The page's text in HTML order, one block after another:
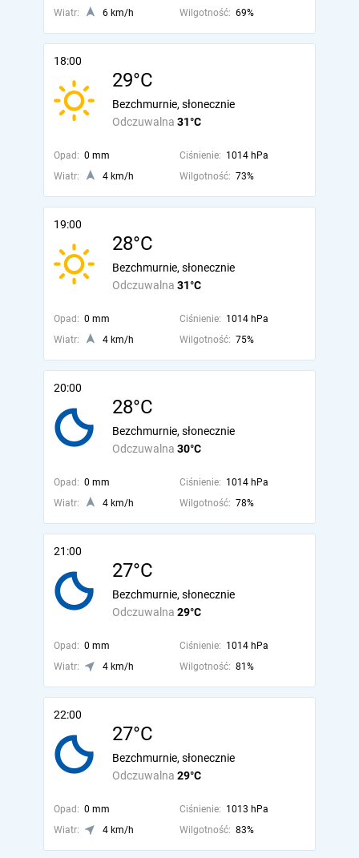
Wiatr:
6 km/h Wilgotność: 69%
18:00
29°C
Odczuwalna 31°C
Bezchmurnie, słonecznie
Opad: 0 mm Ciśnienie: 1014 hPa
Wiatr:
4 km/h Wilgotność: 73%
19:00
28°C
Odczuwalna 31°C
Bezchmurnie, słonecznie
Opad: 0 mm Ciśnienie: 1014 hPa
Wiatr:
4 km/h Wilgotność: 75%
20:00
28°C
Odczuwalna 30°C
Bezchmurnie, słonecznie
Opad: 0 mm Ciśnienie: 1014 hPa
Wiatr:
4 km/h Wilgotność: 78%
21:00
27°C
Odczuwalna 29°C
Bezchmurnie, słonecznie
Opad: 0 mm Ciśnienie: 1014 hPa
Wiatr:
4 km/h Wilgotność: 81%
22:00
27°C
Odczuwalna 29°C
Bezchmurnie, słonecznie
Opad: 0 mm Ciśnienie: 1013 hPa
Wiatr:
4 km/h Wilgotność: 83%